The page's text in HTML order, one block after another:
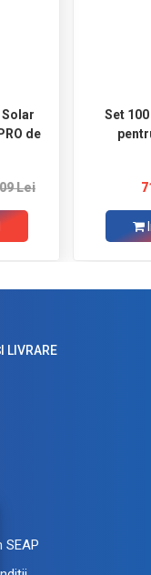
Solar
de
Lei
Set
LIVRARE
SEAP